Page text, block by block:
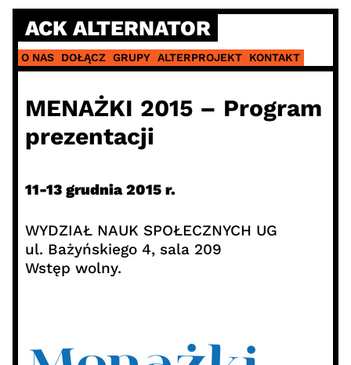
Skip
content
ACK ALTERNATOR
O NAS DOŁĄCZ GRUPY ALTERPROJEKT KONTAKT
MENAŻKI 2015 – Program
prezentacji
11-13 grudnia 2015 r.
WYDZIAŁ NAUK SPOŁECZNYCH UG
ul. Bażyńskiego 4, sala 209
Wstęp wolny.